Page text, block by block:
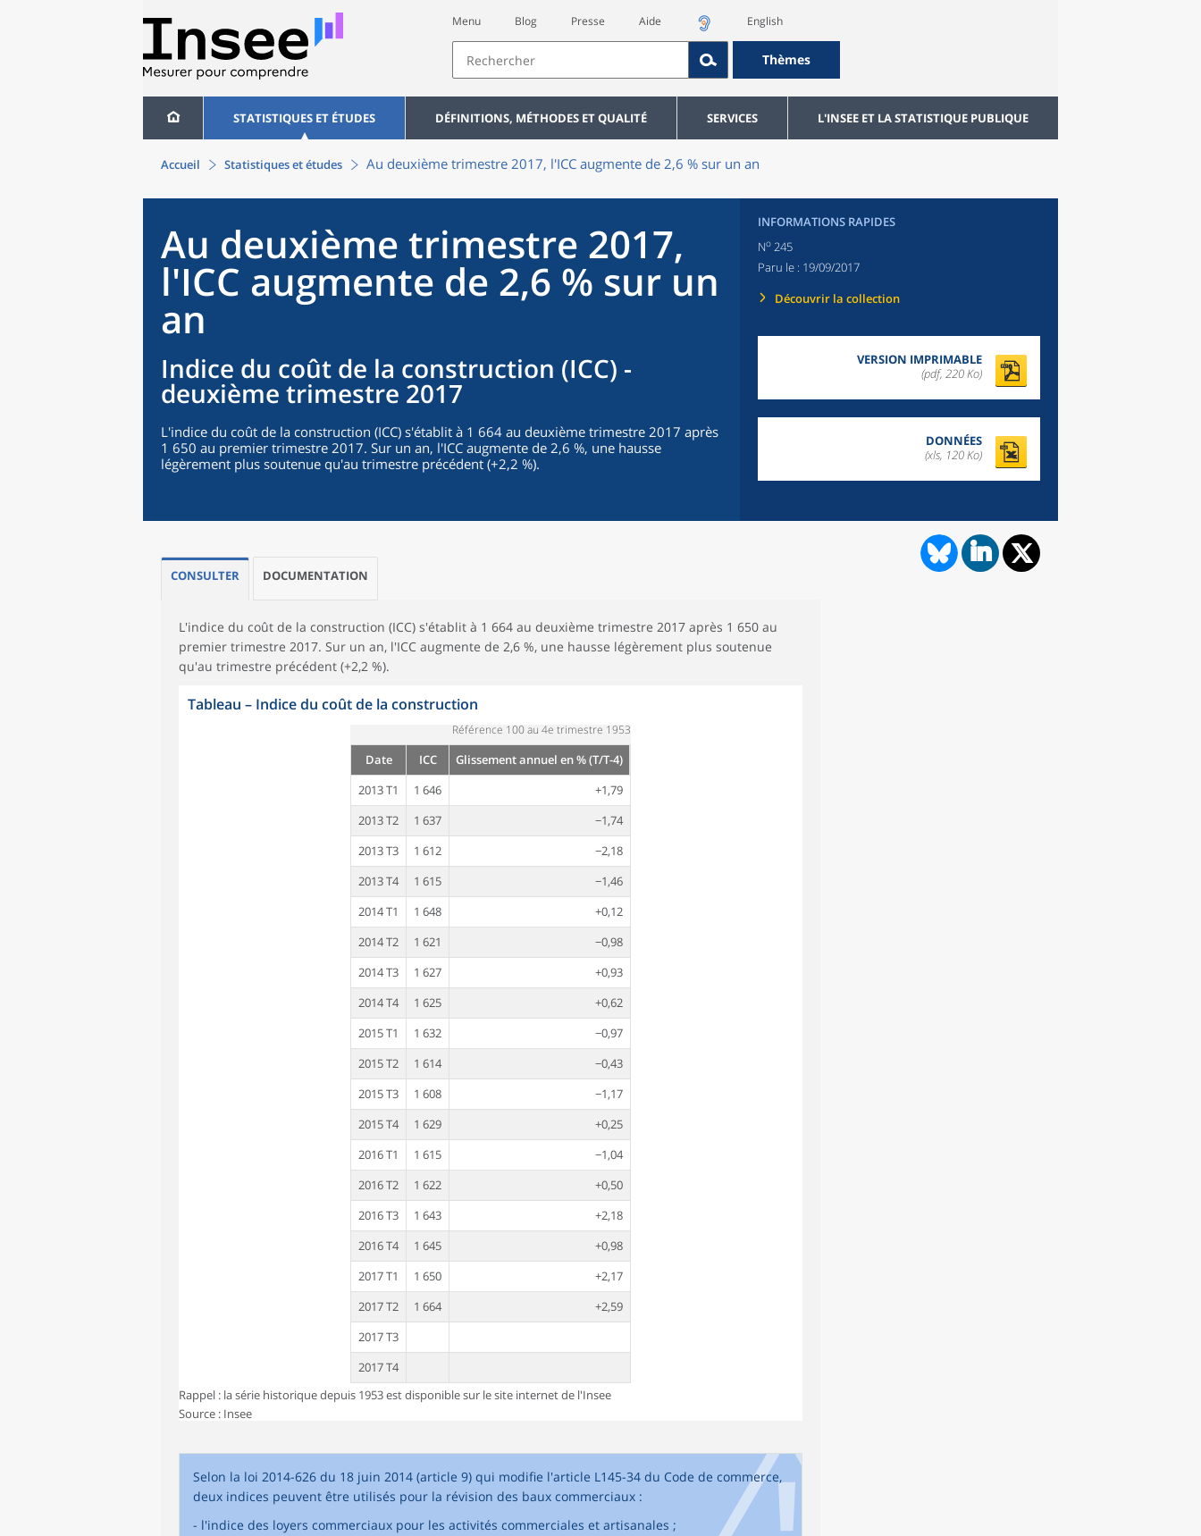
Menu Blog Presse Aide English
Thèmes
STATISTIQUES ET ÉTUDES DÉFINITIONS, MÉTHODES ET QUALITÉ SERVICES L'INSEE ET LA STATISTIQUE PUBLIQUE
Accueil Statistiques et études Au deuxième trimestre 2017, l'ICC augmente de 2,6 % sur un an
Au deuxième trimestre 2017,
l'ICC augmente de 2,6 % sur un
an
Indice du coût de la construction (ICC) -
deuxième trimestre 2017
L'indice du coût de la construction (ICC) s'établit à 1 664 au deuxième trimestre 2017 après
1 650 au premier trimestre 2017. Sur un an, l'ICC augmente de 2,6 %, une hausse
légèrement plus soutenue qu'au trimestre précédent (+2,2 %).
INFORMATIONS RAPIDES
No 245
Paru le : 19/09/2017
Découvrir la collection
VERSION IMPRIMABLE
(pdf, 220 Ko)
DONNÉES
(xls, 120 Ko)
CONSULTER DOCUMENTATION
L'indice du coût de la construction (ICC) s'établit à 1 664 au deuxième trimestre 2017 après 1 650 au
premier trimestre 2017. Sur un an, l'ICC augmente de 2,6 %, une hausse légèrement plus soutenue
qu'au trimestre précédent (+2,2 %).
Tableau – Indice du coût de la construction
Référence 100 au 4e trimestre 1953
Date ICC
Glissement annuel en % (T/T-4)
2013 T1
1 646
+1,79
2013 T2
1 637
−1,74
2013 T3
1 612
−2,18
2013 T4
1 615
−1,46
2014 T1
1 648
+0,12
2014 T2
1 621
−0,98
2014 T3
1 627
+0,93
2014 T4
1 625
+0,62
2015 T1
1 632
−0,97
2015 T2
1 614
−0,43
2015 T3
1 608
−1,17
2015 T4
1 629
+0,25
2016 T1
1 615
−1,04
2016 T2
1 622
+0,50
2016 T3
1 643
+2,18
2016 T4
1 645
+0,98
2017 T1
1 650
+2,17
2017 T2
1 664
+2,59
2017 T3
2017 T4
Rappel : la série historique depuis 1953 est disponible sur le site internet de l'Insee
Source : Insee
Selon la loi 2014-626 du 18 juin 2014 (article 9) qui modifie l'article L145-34 du Code de commerce,
deux indices peuvent être utilisés pour la révision des baux commerciaux :
- l'indice des loyers commerciaux pour les activités commerciales et artisanales ;